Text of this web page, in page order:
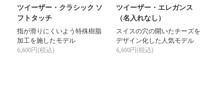
ツイーザー・クラシック ソ
フトタッチ
指が滑りにくいよう特殊樹脂
加工を施したモデル
6,600円(税込)
ツイーザー・エレガンス
（名入れなし）
スイスの穴の開いたチーズを
デザイン化した人気モデル
6,600円(税込)